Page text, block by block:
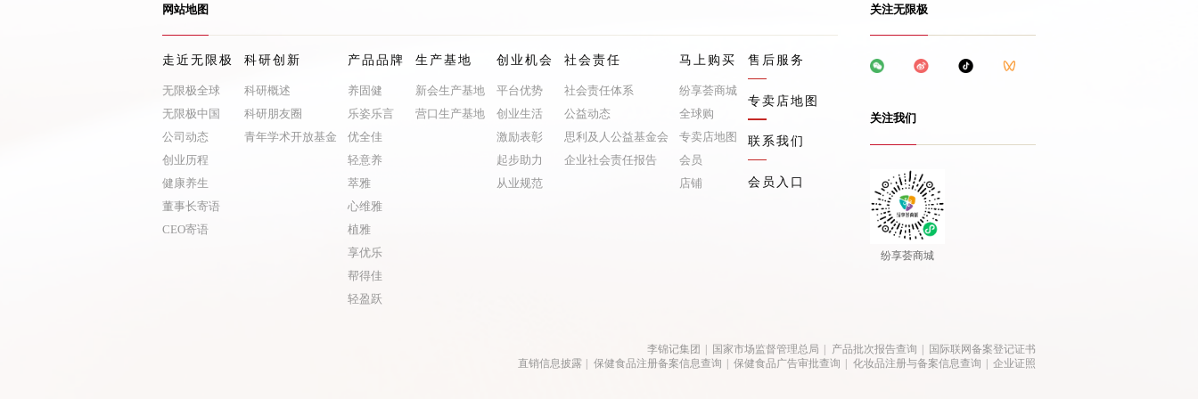
网站地图
走近无限极
无限极全球
无限极中国
公司动态
创业历程
健康养生
董事长寄语
CEO寄语
科研创新
科研概述
科研朋友圈
青年学术开放基金
产品品牌
养固健
乐姿乐言
优全佳
轻意养
萃雅
心维雅
植雅
享优乐
帮得佳
轻盈跃
生产基地
新会生产基地
营口生产基地
创业机会
平台优势
创业生活
激励表彰
起步助力
从业规范
社会责任
社会责任体系
公益动态
思利及人公益基金会
企业社会责任报告
马上购买
纷享荟商城
全球购
专卖店地图
会员
店铺
售后服务
专卖店地图
联系我们
会员入口
关注无限极
关注我们
纷享荟商城
李锦记集团 国家市场监督管理总局 产品批次报告查询
国际联网备案登记证书
直销信息披露
保健食品注册备案信息查询 保健食品广告审批查询 化妆品注册与备案信息查询 企业证照